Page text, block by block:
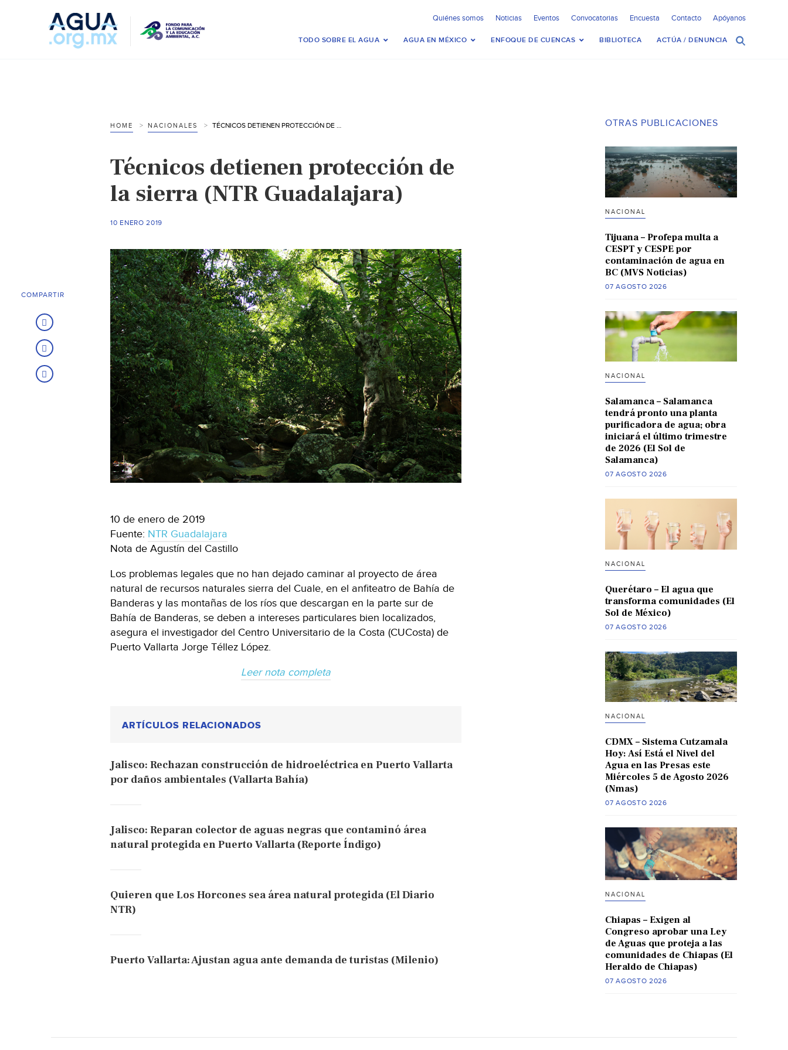
Quiénes somos Noticias Eventos Convocatorias Encuesta Contacto Apóyanos
TODO SOBRE EL AGUA AGUA EN MÉXICO ENFOQUE DE CUENCAS BIBLIOTECA ACTÚA / DENUNCIA
HOME NACIONALES TÉCNICOS DETIENEN PROTECCIÓN DE LA SIERRA (NTR GUADALAJARA)
Técnicos detienen protección de
la sierra (NTR Guadalajara)
10 ENERO 2019
10 de enero de 2019
Fuente: NTR Guadalajara
Nota de Agustín del Castillo
Los problemas legales que no han dejado caminar al proyecto de área
natural de recursos naturales sierra del Cuale, en el anfiteatro de Bahía de
Banderas y las montañas de los ríos que descargan en la parte sur de
Bahía de Banderas, se deben a intereses particulares bien localizados,
asegura el investigador del Centro Universitario de la Costa (CUCosta) de
Puerto Vallarta Jorge Téllez López.
Leer nota completa
ARTÍCULOS RELACIONADOS
Jalisco: Rechazan construcción de hidroeléctrica en Puerto Vallarta
por daños ambientales (Vallarta Bahía)
Jalisco: Reparan colector de aguas negras que contaminó área
natural protegida en Puerto Vallarta (Reporte Índigo)
Quieren que Los Horcones sea área natural protegida (El Diario
NTR)
Puerto Vallarta: Ajustan agua ante demanda de turistas (Milenio)
COMPARTIR
OTRAS PUBLICACIONES
NACIONAL
Tijuana – Profepa multa a
CESPT y CESPE por
contaminación de agua en
BC (MVS Noticias)
07 AGOSTO 2026
NACIONAL
Salamanca – Salamanca
tendrá pronto una planta
purificadora de agua; obra
iniciará el último trimestre
de 2026 (El Sol de
Salamanca)
07 AGOSTO 2026
NACIONAL
Querétaro – El agua que
transforma comunidades (El
Sol de México)
07 AGOSTO 2026
NACIONAL
CDMX – Sistema Cutzamala
Hoy: Así Está el Nivel del
Agua en las Presas este
Miércoles 5 de Agosto 2026
(Nmas)
07 AGOSTO 2026
NACIONAL
Chiapas – Exigen al
Congreso aprobar una Ley
de Aguas que proteja a las
comunidades de Chiapas (El
Heraldo de Chiapas)
07 AGOSTO 2026